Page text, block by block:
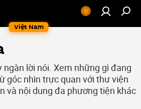
Việt Nam
lời nói. Xem những gì đang
góc nhìn trực quan với thư viện
và nội dung đa phương tiện khác